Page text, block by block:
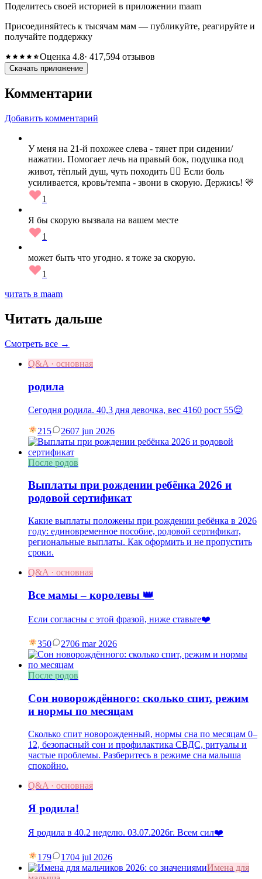
Поделитесь своей историей в приложении maam
Присоединяйтесь к тысячам мам — публикуйте, реагируйте и
получайте поддержку
Оценка 4.8· 417,594 отзывов
Скачать приложение
Комментарии
Добавить комментарий
У меня на 21-й похожее слева - тянет при сидении/
нажатии. Помогает лечь на правый бок, подушка под
живот, тёплый душ, чуть походить 🚶‍♀️ Если боль
усиливается, кровь/темпа - звони в скорую. Держись! 💛
1
Я бы скорую вызвала на вашем месте
1
может быть что угодно. я тоже за скорую.
1
читать в maam
Читать дальше
Смотреть все →
Q&A · основная
родила
Сегодня родила. 40,3 дня девочка, вес 4160 рост 55😌
215 2607 jun 2026
После родов
Выплаты при рождении ребёнка 2026 и
родовой сертификат
Какие выплаты положены при рождении ребёнка в 2026
году: единовременное пособие, родовой сертификат,
региональные выплаты. Как оформить и не пропустить
сроки.
Q&A · основная
Все мамы – королевы 👑
Если согласны с этой фразой, ниже ставьте❤️
350 2706 mar 2026
После родов
Сон новорождённого: сколько спит, режим
и нормы по месяцам
Сколько спит новорожденный, нормы сна по месяцам 0–
12, безопасный сон и профилактика СВДС, ритуалы и
частые проблемы. Разберитесь в режиме сна малыша
спокойно.
Q&A · основная
Я родила!
Я родила в 40.2 неделю. 03.07.2026г. Всем сил❤️
179 1704 jul 2026
Имена для